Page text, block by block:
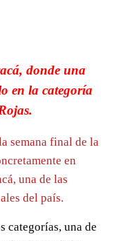
donde una
en la categoría
semana final de la
en
una de las
del país.
categorías, una de